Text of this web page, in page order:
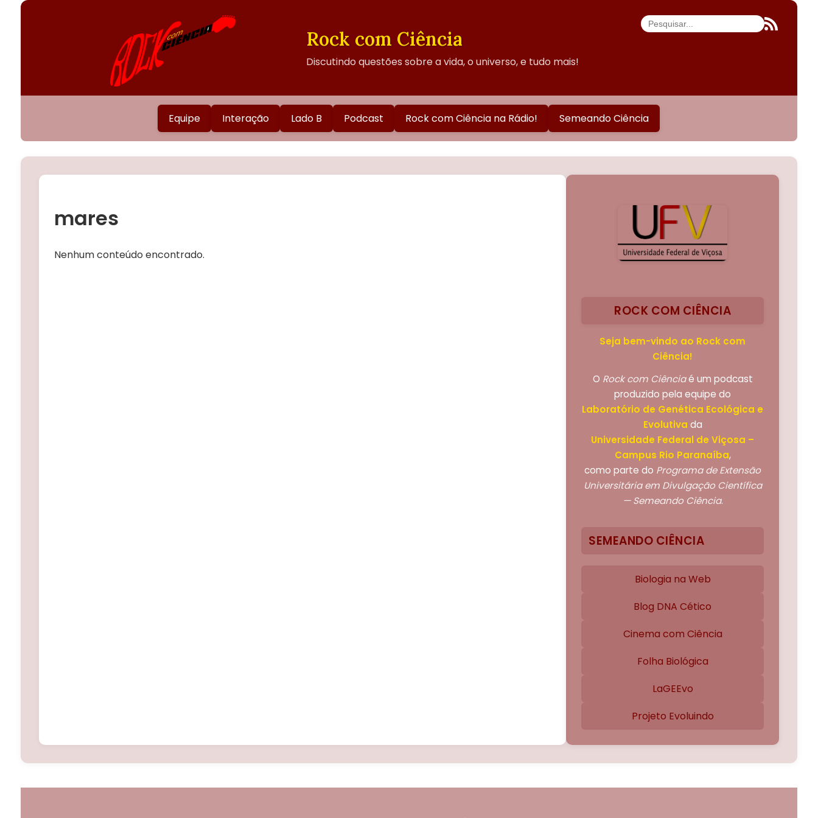
Rock com Ciência
Discutindo questões sobre a vida, o universo, e tudo mais!
Equipe Interação Lado B Podcast Rock com Ciência na Rádio! Semeando Ciência
mares
Nenhum conteúdo encontrado.
ROCK COM CIÊNCIA
Seja bem-vindo ao Rock com
Ciência!
O Rock com Ciênciaé um podcast
produzido pela equipe do
Laboratório de Genética Ecológica e
Evolutiva da
Universidade Federal de Viçosa –
Campus Rio Paranaíba,
como parte do Programa de Extensão
Universitária em Divulgação Científica
— Semeando Ciência.
SEMEANDO CIÊNCIA
Biologia na Web
Blog DNA Cético
Cinema com Ciência
Folha Biológica
LaGEEvo
Projeto Evoluindo